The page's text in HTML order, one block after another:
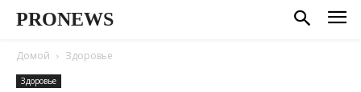
PRONEWS
Домой Здоровье
Здоровье